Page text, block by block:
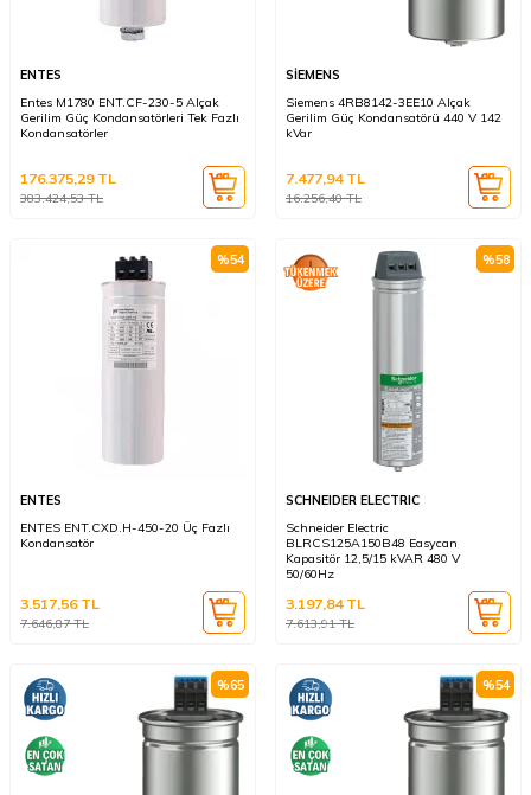
ENTES
Entes M1780 ENT.CF-230-5 Alçak
Gerilim Güç Kondansatörleri Tek Fazlı
Kondansatörler
383.424,53TL
176.375,29TL
SİEMENS
Siemens 4RB8142-3EE10 Alçak
Gerilim Güç Kondansatörü 440 V 142
kVar
16.256,40TL
7.477,94TL
%54
ENTES
ENTES ENT.CXD.H-450-20 Üç Fazlı
Kondansatör
7.646,87TL
3.517,56TL
%58
SCHNEIDER ELECTRIC
Schneider Electric
BLRCS125A150B48 Easycan
Kapasitör 12,5/15 kVAR 480 V
50/60Hz
7.613,91TL
3.197,84TL
%65 %54